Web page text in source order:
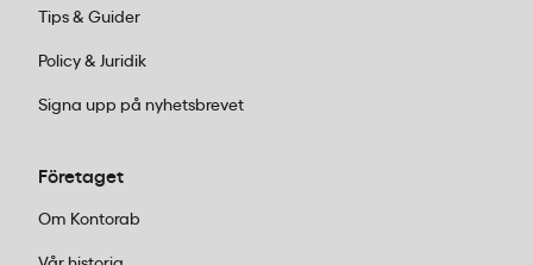
ägg och liknande ingredienser, samt två spritflaskor
Setet är utformat för plancha-grillning och
Tips & Guider
Policy & Juridik
Signa upp på nyhetsbrevet
Företaget
Om Kontorab